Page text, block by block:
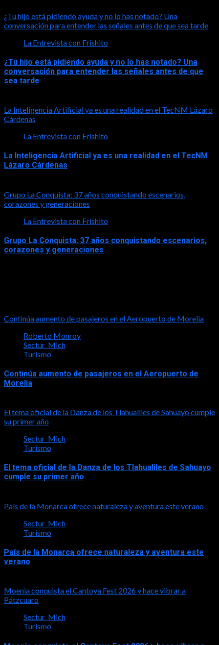
¿Tu hijo está pidiendo ayuda y no lo has notado? Una
conversación para entender las señales antes de que sea tarde
La Entrevista con Frishito
¿Tu hijo está pidiendo ayuda y no lo has notado? Una
conversación para entender las señales antes de que
sea tarde
La Inteligencia Artificial ya es una realidad en el TecNM Lázaro
Cárdenas
La Entrevista con Frishito
La Inteligencia Artificial ya es una realidad en el TecNM
Lázaro Cárdenas
Grupo La Conquista: 37 años conquistando escenarios,
corazones y generaciones
La Entrevista con Frishito
Grupo La Conquista: 37 años conquistando escenarios,
corazones y generaciones
Continúa aumento de pasajeros en el Aeropuerto de Morelia
Roberto Monroy
Sectur_Mich
Turismo
Continúa aumento de pasajeros en el Aeropuerto de
Morelia
El tema oficial de la Danza de los Tlahualiles de Sahuayo cumple
su primer año
Sectur_Mich
Turismo
El tema oficial de la Danza de los Tlahualiles de Sahuayo
cumple su primer año
País de la Monarca ofrece naturaleza y aventura este verano
Sectur_Mich
Turismo
País de la Monarca ofrece naturaleza y aventura este
verano
Moenia conquista el Cantoya Fest 2026 y hace vibrar a
Pátzcuaro
Sectur_Mich
Turismo